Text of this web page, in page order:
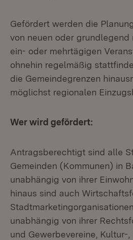
Gefördert werden die
von neuen oder grundlegend
ein- oder mehrtägigen
ohnehin regelmäßig
die Gemeindegrenzen
möglichst regionalen
Wer wird gefördert:
Antragsberechtigt sind alle
Gemeinden (Kommunen) in
unabhängig von ihrer
hinaus sind auch
unabhängig von ihrer
und Gewerbevereine, Kultur-,